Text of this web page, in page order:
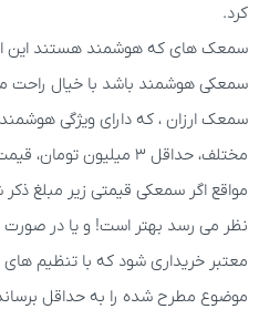
کرد.
سمعک های که هوشمند هستند این
سمعکی هوشمند باشد با خیال راحت
سمعک ارزان ، که دارای ویژگی
مختلف، حداقل 3 میلیون
مواقع اگر سمعکی قیمتی زیر مبلغ
نظر می رسد بهتر است! و یا در صورت
معتبر خریداری شود که با تنظیم
موضوع مطرح شده را به حداقل